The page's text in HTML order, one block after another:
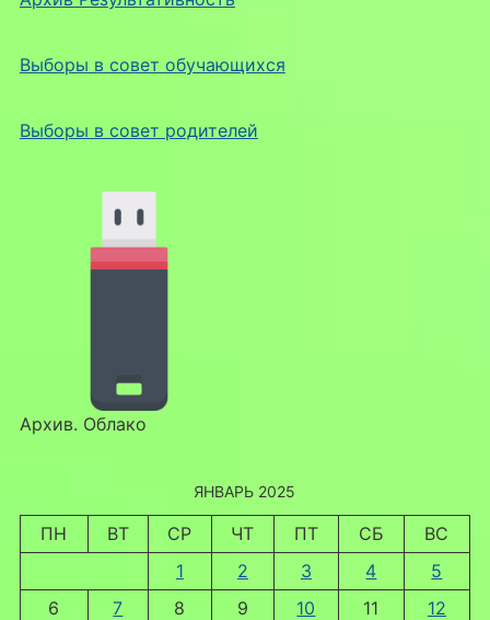
Выборы в совет обучающихся
Выборы в совет родителей
Архив. Облако
ЯНВАРЬ 2025
ПН ВТ СР ЧТ ПТ СБ
ВС
1
2 3 4
5
6
7 8 9 10 11
12